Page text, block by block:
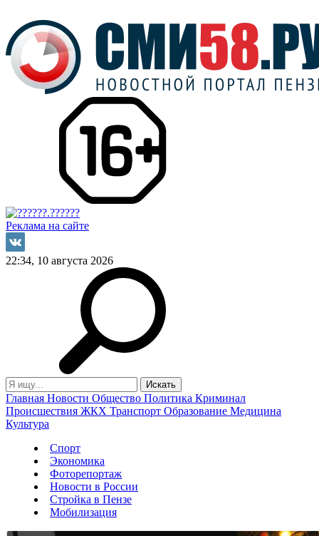
Реклама на сайте
22:34, 10 августа 2026
Главная Новости Общество Политика Криминал
Происшествия ЖКХ Транспорт Образование Медицина
Культура
Спорт
Экономика
Фоторепортаж
Новости в России
Стройка в Пензе
Мобилизация